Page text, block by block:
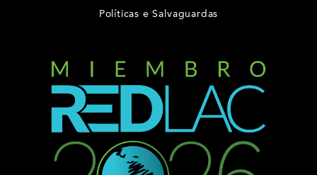
Políticas e Salvaguardas